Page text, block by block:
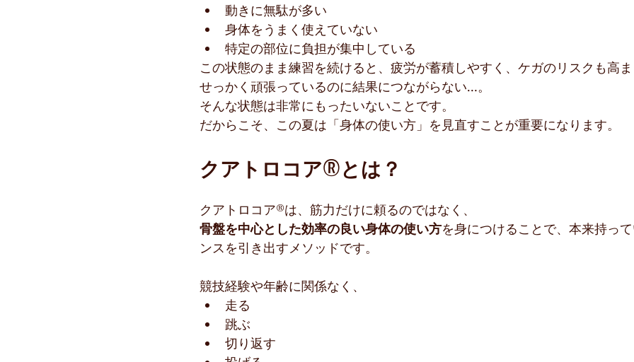
動きに無駄が多い
身体をうまく使えていない
特定の部位に負担が集中している
この状態のまま練習を続けると、疲労が蓄積しやすく、ケガのリスクも高
せっかく頑張っているのに結果につながらない…。
そんな状態は非常にもったいないことです。
だからこそ、この夏は「身体の使い方」を見直すことが重要になります。
クアトロコア®︎とは？
クアトロコア®︎は、筋力だけに頼るのではなく、
骨盤を中心とした効率の良い身体の使い方を身につけることで、本来持っ
ンスを引き出すメソッドです。
競技経験や年齢に関係なく、
走る
跳ぶ
切り返す